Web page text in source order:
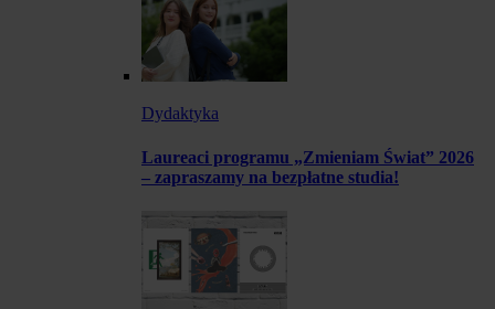
Dydaktyka
Laureaci programu „Zmieniam Świat” 2026
– zapraszamy na bezpłatne studia!